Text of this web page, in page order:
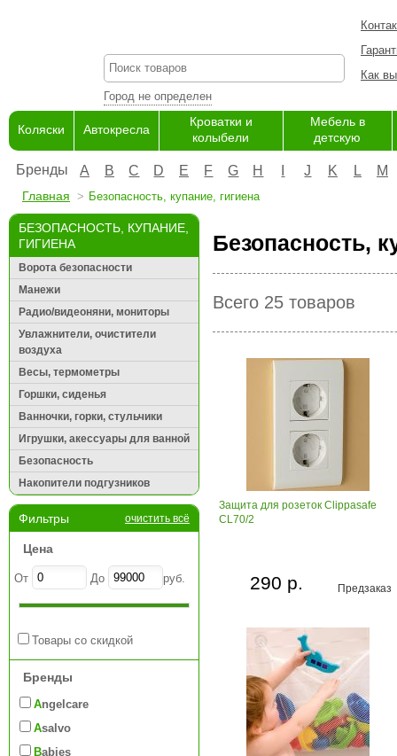
Город не определен
Как
Коляски Автокресла
Кроватки и
колыбели
Мебель в
детскую
Бренды A B C D E F G H J K L M
Главная Безопасность, купание, гигиена
БЕЗОПАСНОСТЬ, КУПАНИЕ,
ГИГИЕНА
Ворота безопасности
Манежи
Радио/видеоняни, мониторы
Увлажнители, очистители
воздуха
Весы, термометры
Горшки, сиденья
Ванночки, горки, стульчики
Игрушки, акессуары для ванной
Безопасность
Накопители подгузников
Фильтры очистить всё
Цена
От До руб.
Товары со скидкой
Бренды
Angelcare
Asalvo
Babies
Безопасность,
Всего 25 товаров
Защита для розеток Clippasafe
CL70/2
Предзаказ
290 р.